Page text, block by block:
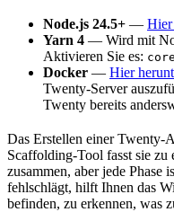
Node.js 24.5+ — Hier
Yarn 4 — Wird mit
Aktivieren Sie es:
Docker — Hier
Twenty-Server
Twenty bereits
Das Erstellen einer Twenty-
Scaffolding-Tool fasst sie
zusammen, aber jede
fehlschlägt, hilft Ihnen das
befinden, zu erkennen, was